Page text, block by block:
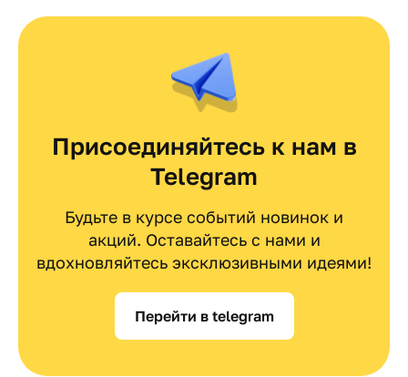
Присоединяйтесь к нам в
Telegram
Будьте в курсе событий новинок и
акций. Оставайтесь с нами и
вдохновляйтесь эксклюзивными идеями!
Перейти в telegram